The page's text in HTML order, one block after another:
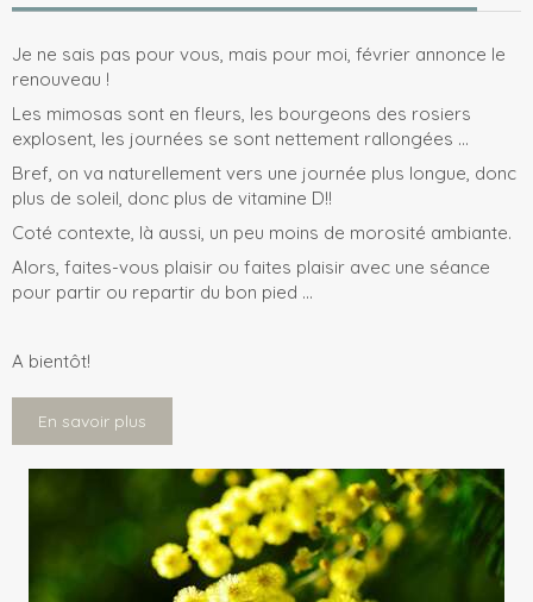
Je ne sais pas pour vous, mais pour moi, février annonce le
renouveau !
Les mimosas sont en fleurs, les bourgeons des rosiers
explosent, les journées se sont nettement rallongées ...
Bref, on va naturellement vers une journée plus longue, donc
plus de soleil, donc plus de vitamine D!!
Coté contexte, là aussi, un peu moins de morosité ambiante.
Alors, faites-vous plaisir ou faites plaisir avec une séance
pour partir ou repartir du bon pied ...
A bientôt!
En savoir plus